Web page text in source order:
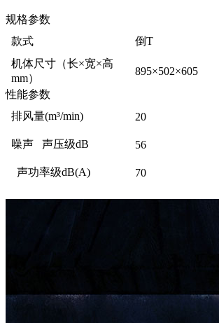
规格参数
款式
倒T
机体尺寸（长×宽×高
mm）
895×502×605
性能参数
排风量(m³/min)
20
噪声 声压级dB 56
声功率级dB(A) 70